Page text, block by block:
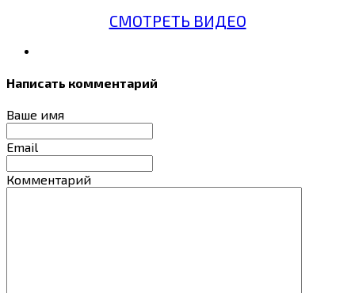
СМОТРЕТЬ ВИДЕО
Написать комментарий
Ваше имя
Email
Комментарий